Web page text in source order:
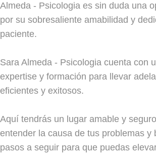
Almeda - Psicologia es sin duda una
por su sobresaliente amabilidad y
paciente.
Sara Almeda - Psicologia cuenta con
expertise y formación para llevar
eficientes y exitosos.
Aquí tendrás un lugar amable y
entender la causa de tus problemas y
pasos a seguir para que puedas